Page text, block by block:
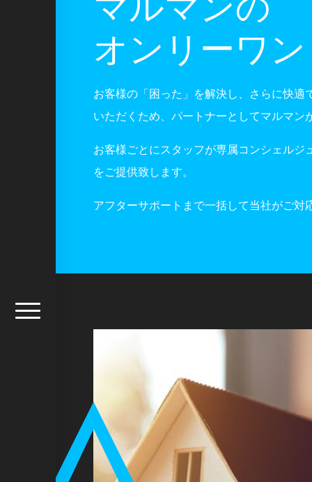
マルマンの
オンリーワン
お客様の「困った」を解決し、さらに快適
いただくため、パートナーとしてマルマン
お客様ごとにスタッフが専属コンシェルジ
をご提供致します。
アフターサポートまで一括して当社がご対